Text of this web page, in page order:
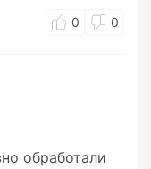
0 0
обработали